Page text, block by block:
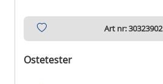
Art nr: 30323902
Ostetester